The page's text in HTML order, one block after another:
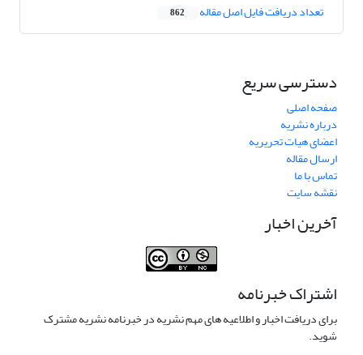
تعداد دریافت فایل اصل مقاله 862
دسترسی سریع
صفحه اصلی
درباره نشریه
اعضای هیات تحریریه
ارسال مقاله
تماس با ما
نقشه سایت
آخرین اخبار
اشتراک خبرنامه
برای دریافت اخبار و اطلاعیه های مهم نشریه در خبرنامه نشریه مشترک
شوید.